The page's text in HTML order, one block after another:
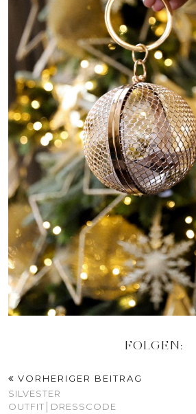
FOLGEN:
VORHERIGER BEITRAG
SILVESTER
OUTFIT│DRESSCODE